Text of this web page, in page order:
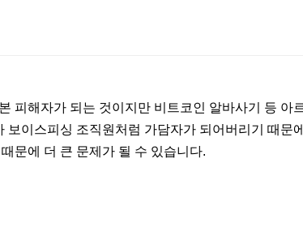
피해자가 되는 것이지만 비트코인 알바사기 등 아
이스피싱 조직원처럼 가담자가 되어버리기 때문
문에 더 큰 문제가 될 수 있습니다.